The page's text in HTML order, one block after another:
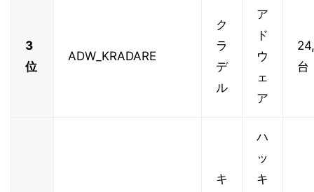
3
位
ADW_KRADARE
ク
ラ
デ
ル
ア
ド
ウ
ェ
ア
台
キ
ハ
ッ
キ